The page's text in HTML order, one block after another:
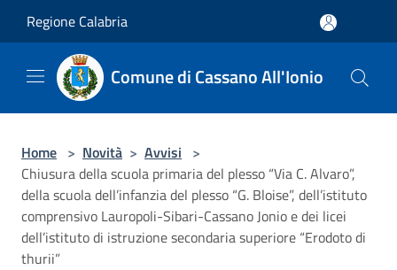
Regione Calabria
Comune di Cassano All'Ionio
Home > Novità > Avvisi >
Chiusura della scuola primaria del plesso “Via C. Alvaro”,
della scuola dell’infanzia del plesso “G. Bloise”, dell’istituto
comprensivo Lauropoli-Sibari-Cassano Jonio e dei licei
dell’istituto di istruzione secondaria superiore “Erodoto di
thurii”